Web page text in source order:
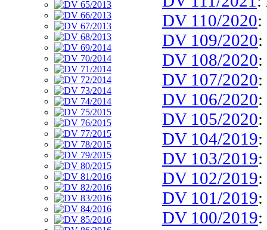
DV 110/2020:
DV 109/2020:
DV 108/2020:
DV 107/2020:
DV 106/2020:
DV 105/2020:
DV 104/2019:
DV 103/2019:
DV 102/2019:
DV 101/2019:
DV 100/2019: